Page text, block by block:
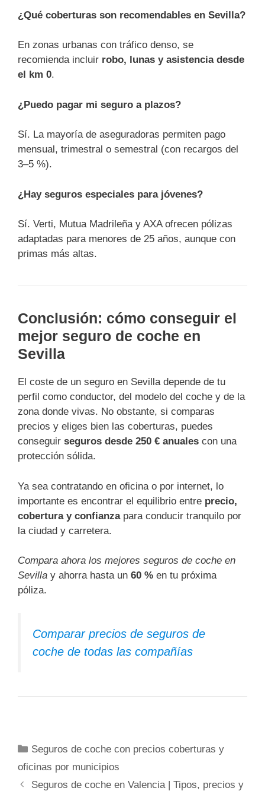
¿Qué coberturas son recomendables en Sevilla?
En zonas urbanas con tráfico denso, se
recomienda incluir robo, lunas y asistencia desde
el km 0.
¿Puedo pagar mi seguro a plazos?
Sí. La mayoría de aseguradoras permiten pago
mensual, trimestral o semestral (con recargos del
3–5 %).
¿Hay seguros especiales para jóvenes?
Sí. Verti, Mutua Madrileña y AXA ofrecen pólizas
adaptadas para menores de 25 años, aunque con
primas más altas.
Conclusión: cómo conseguir el
mejor seguro de coche en
Sevilla
El coste de un seguro en Sevilla depende de tu
perfil como conductor, del modelo del coche y de la
zona donde vivas. No obstante, si comparas
precios y eliges bien las coberturas, puedes
conseguir seguros desde 250 € anuales con una
protección sólida.
Ya sea contratando en oficina o por internet, lo
importante es encontrar el equilibrio entre precio,
cobertura y confianzapara conducir tranquilo por
la ciudad y carretera.
Compara ahora los mejores seguros de coche en
Sevilla y ahorra hasta un 60 % en tu próxima
póliza.
Comparar precios de seguros de
coche de todas las compañías
Categorías
Seguros de coche con precios coberturas y
oficinas por municipios
Seguros de coche en Valencia | Tipos, precios y